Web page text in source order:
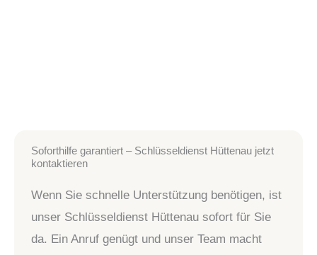
Soforthilfe garantiert – Schlüsseldienst Hüttenau jetzt
kontaktieren
Wenn Sie schnelle Unterstützung benötigen, ist
unser Schlüsseldienst Hüttenau sofort für Sie
da. Ein Anruf genügt und unser Team macht